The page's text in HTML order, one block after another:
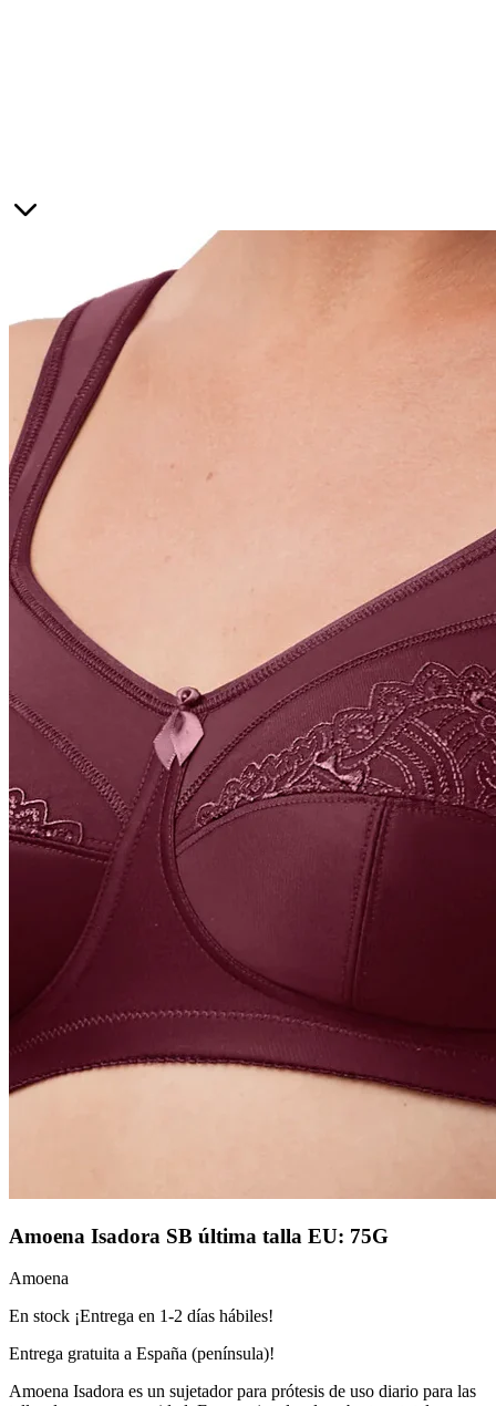
Amoena Isadora SB última talla EU: 75G
Amoena
En stock ¡Entrega en 1-2 días hábiles!
Entrega gratuita a España (península)!
Amoena Isadora es un sujetador para prótesis de uso diario para las